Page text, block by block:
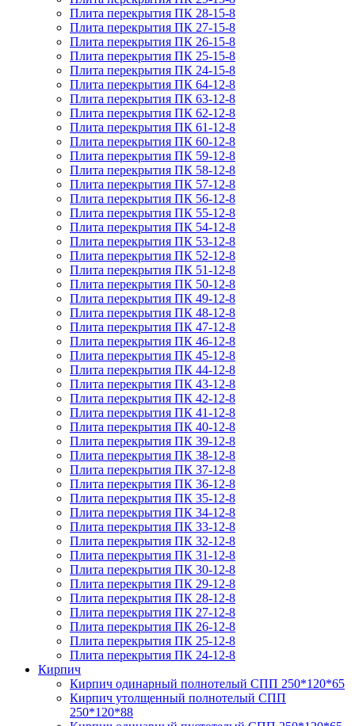
Плита перекрытия ПК 28-15-8
Плита перекрытия ПК 27-15-8
Плита перекрытия ПК 26-15-8
Плита перекрытия ПК 25-15-8
Плита перекрытия ПК 24-15-8
Плита перекрытия ПК 64-12-8
Плита перекрытия ПК 63-12-8
Плита перекрытия ПК 62-12-8
Плита перекрытия ПК 61-12-8
Плита перекрытия ПК 60-12-8
Плита перекрытия ПК 59-12-8
Плита перекрытия ПК 58-12-8
Плита перекрытия ПК 57-12-8
Плита перекрытия ПК 56-12-8
Плита перекрытия ПК 55-12-8
Плита перекрытия ПК 54-12-8
Плита перекрытия ПК 53-12-8
Плита перекрытия ПК 52-12-8
Плита перекрытия ПК 51-12-8
Плита перекрытия ПК 50-12-8
Плита перекрытия ПК 49-12-8
Плита перекрытия ПК 48-12-8
Плита перекрытия ПК 47-12-8
Плита перекрытия ПК 46-12-8
Плита перекрытия ПК 45-12-8
Плита перекрытия ПК 44-12-8
Плита перекрытия ПК 43-12-8
Плита перекрытия ПК 42-12-8
Плита перекрытия ПК 41-12-8
Плита перекрытия ПК 40-12-8
Плита перекрытия ПК 39-12-8
Плита перекрытия ПК 38-12-8
Плита перекрытия ПК 37-12-8
Плита перекрытия ПК 36-12-8
Плита перекрытия ПК 35-12-8
Плита перекрытия ПК 34-12-8
Плита перекрытия ПК 33-12-8
Плита перекрытия ПК 32-12-8
Плита перекрытия ПК 31-12-8
Плита перекрытия ПК 30-12-8
Плита перекрытия ПК 29-12-8
Плита перекрытия ПК 28-12-8
Плита перекрытия ПК 27-12-8
Плита перекрытия ПК 26-12-8
Плита перекрытия ПК 25-12-8
Плита перекрытия ПК 24-12-8
Кирпич
Кирпич одинарный полнотелый СПП 250*120*65
Кирпич утолщенный полнотелый СПП
250*120*88